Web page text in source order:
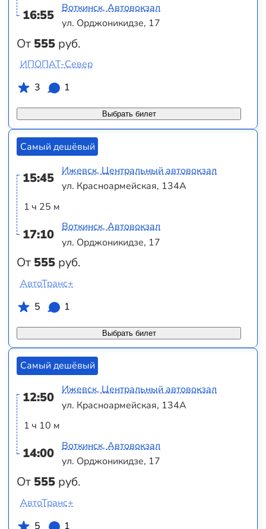
16:55
От 555 руб.
Воткинск, Автовокзал
ул. Орджоникидзе, 17
Выбрать билет
ИПОПАТ-Север
3
1
Самый дешёвый
15:45
1 ч 25 м
17:10
От 555 руб.
Ижевск, Центральный автовокзал
ул. Красноармейская, 134А
Воткинск, Автовокзал
ул. Орджоникидзе, 17
Выбрать билет
АвтоТранс+
5
1
Самый дешёвый
12:50
1 ч 10 м
14:00
От 555 руб.
Ижевск, Центральный автовокзал
ул. Красноармейская, 134А
Воткинск, Автовокзал
ул. Орджоникидзе, 17
АвтоТранс+
5
1